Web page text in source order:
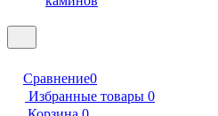
Сравнение0
Избранные товары 0